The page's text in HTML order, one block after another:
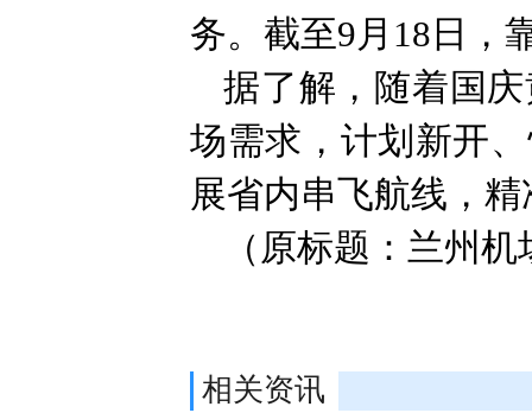
务。截至9月18日，
据了解，随着国
场需求，计划新开
展省内串飞航线，
（原标题：兰州
相关资讯